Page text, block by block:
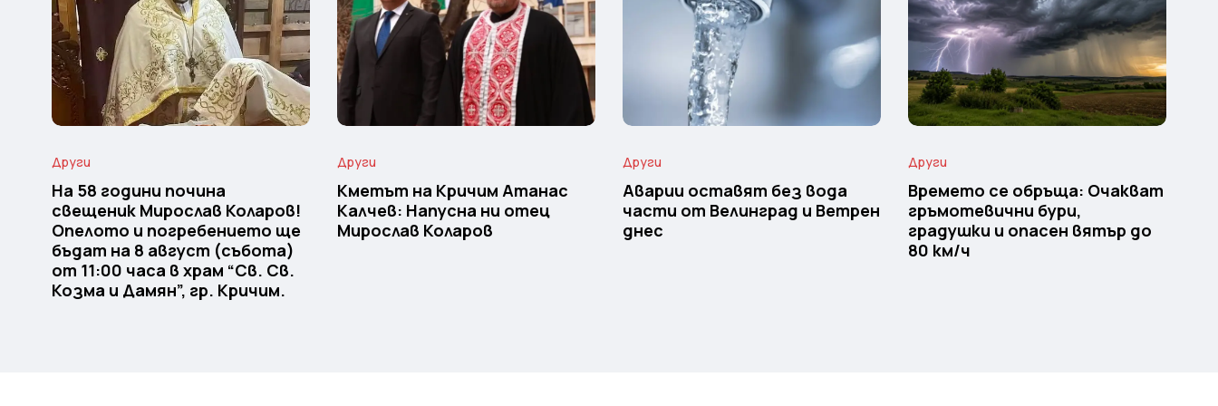
Други
На 58 години почина
свещеник Мирослав Коларов!
Опелото и погребението ще
бъдат на 8 август (събота)
от 11:00 часа в храм “Св. Св.
Козма и Дамян”, гр. Кричим.
Други
Кметът на Кричим Атанас
Калчев: Напусна ни отец
Мирослав Коларов
Други
Аварии оставят без вода
части от Велинград и Ветрен
днес
Други
Времето се обръща: Очакват
гръмотевични бури,
градушки и опасен вятър до
80 км/ч